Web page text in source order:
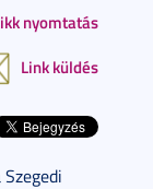
nyomtatás
Link küldés